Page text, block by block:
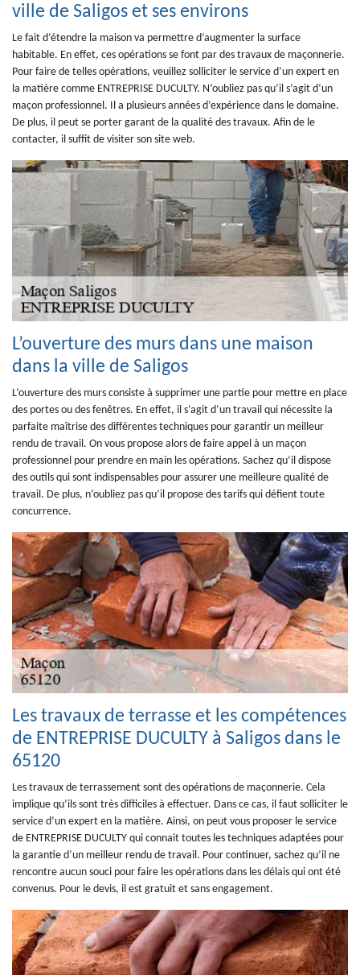
ville de Saligos et ses environs
Le fait d’étendre la maison va permettre d’augmenter la surface
habitable. En effet, ces opérations se font par des travaux de maçonnerie.
Pour faire de telles opérations, veuillez solliciter le service d’un expert en
la matière comme ENTREPRISE DUCULTY. N’oubliez pas qu’il s’agit d’un
maçon professionnel. Il a plusieurs années d’expérience dans le domaine.
De plus, il peut se porter garant de la qualité des travaux. Afin de le
contacter, il suffit de visiter son site web.
L’ouverture des murs dans une maison
dans la ville de Saligos
L’ouverture des murs consiste à supprimer une partie pour mettre en place
des portes ou des fenêtres. En effet, il s’agit d’un travail qui nécessite la
parfaite maîtrise des différentes techniques pour garantir un meilleur
rendu de travail. On vous propose alors de faire appel à un maçon
professionnel pour prendre en main les opérations. Sachez qu’il dispose
des outils qui sont indispensables pour assurer une meilleure qualité de
travail. De plus, n’oubliez pas qu’il propose des tarifs qui défient toute
concurrence.
Les travaux de terrasse et les compétences
de ENTREPRISE DUCULTY à Saligos dans le
65120
Les travaux de terrassement sont des opérations de maçonnerie. Cela
implique qu’ils sont très difficiles à effectuer. Dans ce cas, il faut solliciter le
service d’un expert en la matière. Ainsi, on peut vous proposer le service
de ENTREPRISE DUCULTY qui connait toutes les techniques adaptées pour
la garantie d’un meilleur rendu de travail. Pour continuer, sachez qu’il ne
rencontre aucun souci pour faire les opérations dans les délais qui ont été
convenus. Pour le devis, il est gratuit et sans engagement.